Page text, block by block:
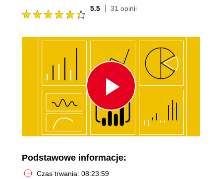
5.5 31 opinii
Play
Video
Podstawowe informacje:
Czas trwania: 08:23:59